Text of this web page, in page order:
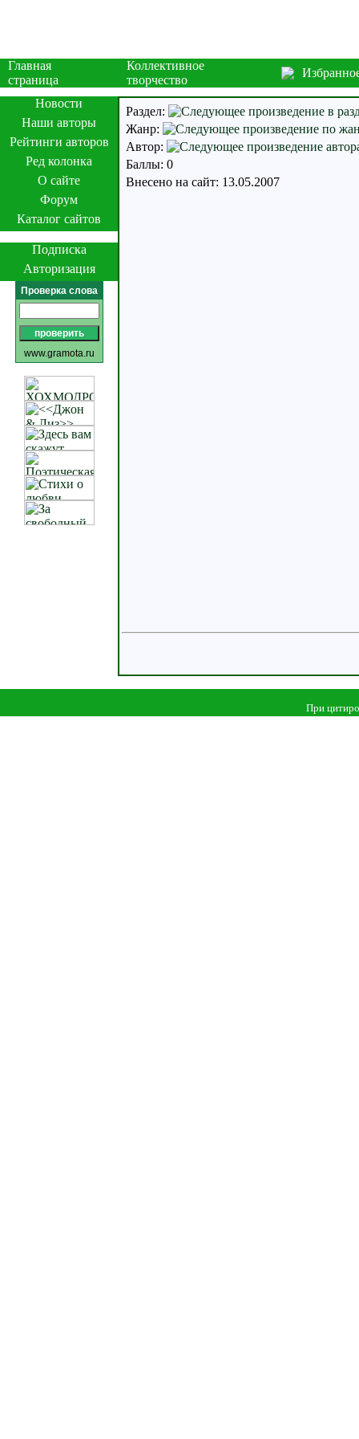
Главная
страница
Коллективное
творчество
Новости
Наши авторы
Рейтинги авторов
Ред колонка
О сайте
Форум
Каталог сайтов
Подписка
Авторизация
Проверка слова
www.gramota.ru
Раздел:
Жанр:
Автор:
Баллы: 0
Внесено на сайт: 13.05.2007
При